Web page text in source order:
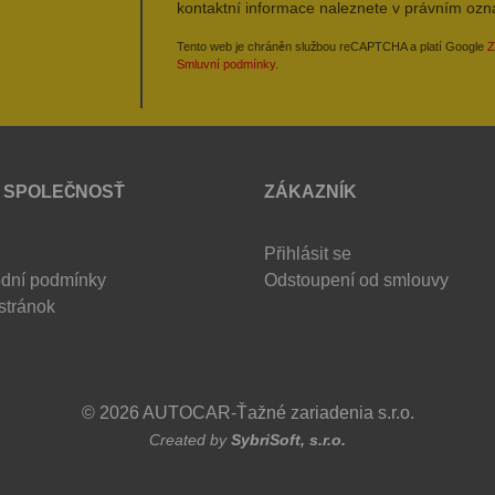
kontaktní informace naleznete v právním
Tento web je chráněn službou reCAPTCHA a platí Google
Smluvní podmínky.
podmínky
ZÁKAZNÍK
Přihlásit se
Odstoupení od smlouvy
© 2026 AUTOCAR-Ťažné zariadenia s.r.o.
Created bySybriSoft, s.r.o.